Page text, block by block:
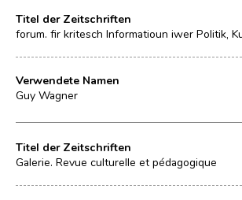
Titel der Zeitschriften
forum. fir kritesch Informatioun iwer Politik,
Verwendete Namen
Guy Wagner
Titel der Zeitschriften
Galerie. Revue culturelle et pédagogique